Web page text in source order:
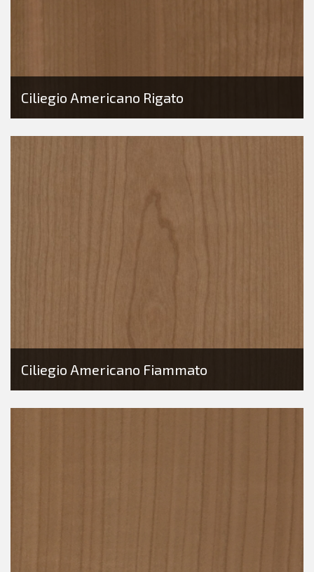
Ciliegio Americano Rigato
Ciliegio Americano Fiammato